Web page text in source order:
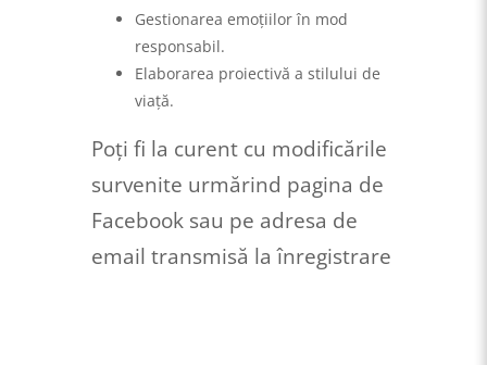
Gestionarea emoțiilor în mod
responsabil.
Elaborarea proiectivă a stilului de
viață.
Poți fi la curent cu modificările
survenite urmărind pagina de
Facebook sau pe adresa de
email transmisă la înregistrare